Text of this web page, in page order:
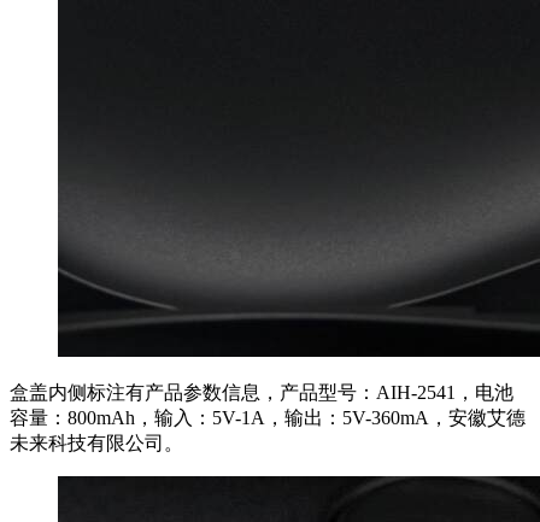
盒盖内侧标注有产品参数信息，产品型号：AIH-2541，电池
容量：800mAh，输入：5V-1A，输出：5V-360mA，安徽艾德
未来科技有限公司。